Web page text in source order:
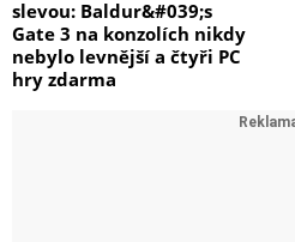
slevou: Baldur&#039;s
Gate 3 na konzolích nikdy
nebylo levnější a čtyři PC
hry zdarma